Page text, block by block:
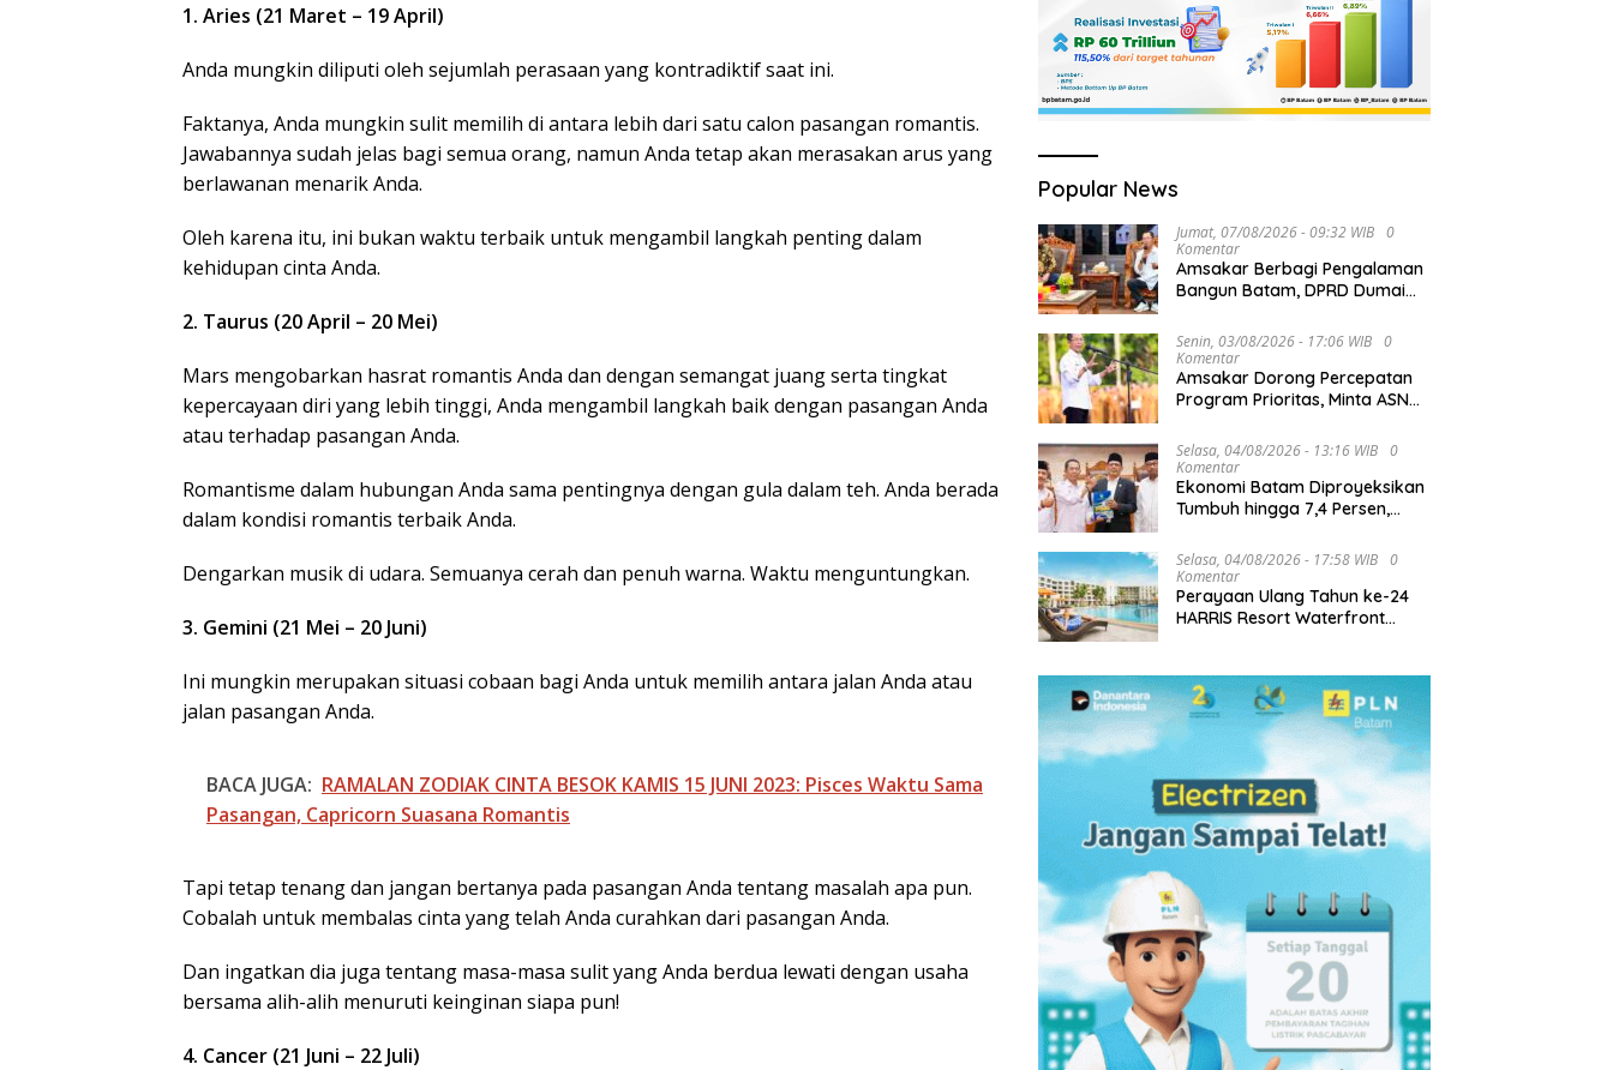
1. Aries (21 Maret – 19 April)
Anda mungkin diliputi oleh sejumlah perasaan yang kontradiktif saat ini.
Faktanya, Anda mungkin sulit memilih di antara lebih dari satu calon pasangan romantis.
Jawabannya sudah jelas bagi semua orang, namun Anda tetap akan merasakan arus yang
berlawanan menarik Anda.
Oleh karena itu, ini bukan waktu terbaik untuk mengambil langkah penting dalam
kehidupan cinta Anda.
2. Taurus (20 April – 20 Mei)
Mars mengobarkan hasrat romantis Anda dan dengan semangat juang serta tingkat
kepercayaan diri yang lebih tinggi, Anda mengambil langkah baik dengan pasangan Anda
atau terhadap pasangan Anda.
Romantisme dalam hubungan Anda sama pentingnya dengan gula dalam teh. Anda berada
dalam kondisi romantis terbaik Anda.
Dengarkan musik di udara. Semuanya cerah dan penuh warna. Waktu menguntungkan.
3. Gemini (21 Mei – 20 Juni)
Ini mungkin merupakan situasi cobaan bagi Anda untuk memilih antara jalan Anda atau
jalan pasangan Anda.
BACA JUGA: RAMALAN ZODIAK CINTA BESOK KAMIS 15 JUNI 2023: Pisces Waktu Sama
Pasangan, Capricorn Suasana Romantis
Tapi tetap tenang dan jangan bertanya pada pasangan Anda tentang masalah apa pun.
Cobalah untuk membalas cinta yang telah Anda curahkan dari pasangan Anda.
Dan ingatkan dia juga tentang masa-masa sulit yang Anda berdua lewati dengan usaha
bersama alih-alih menuruti keinginan siapa pun!
4. Cancer (21 Juni – 22 Juli)
Popular News
Jumat, 07/08/2026 - 09:32 WIB
0
Komentar
Amsakar Berbagi Pengalaman
Bangun Batam, DPRD Dumai
Investasi
Senin, 03/08/2026 - 17:06 WIB
0
Komentar
Amsakar Dorong Percepatan
Program Prioritas, Minta ASN
Masyarakat
Selasa, 04/08/2026 - 13:16 WIB
0
Komentar
Ekonomi Batam Diproyeksikan
Tumbuh hingga 7,4 Persen,
Pendapatan Daerah
Selasa, 04/08/2026 - 17:58 WIB
0
Komentar
Perayaan Ulang Tahun ke-24
HARRIS Resort Waterfront